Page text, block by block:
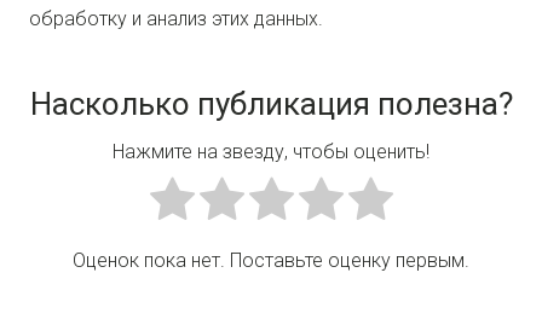
обработку и анализ этих данных.
Насколько публикация полезна?
Нажмите на звезду, чтобы оценить!
Оценок пока нет. Поставьте оценку первым.